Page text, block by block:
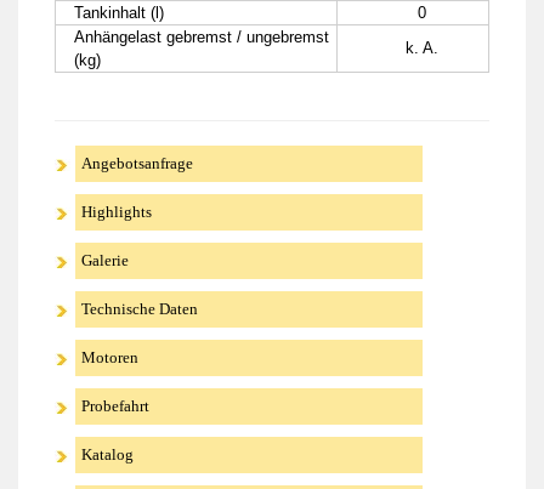
Tankinhalt (l)
0
Anhängelast gebremst / ungebremst
(kg)
k. A.
Angebotsanfrage
Highlights
Galerie
Technische Daten
Motoren
Probefahrt
Katalog